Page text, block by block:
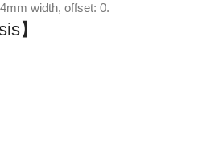
width, offset: 0.
】